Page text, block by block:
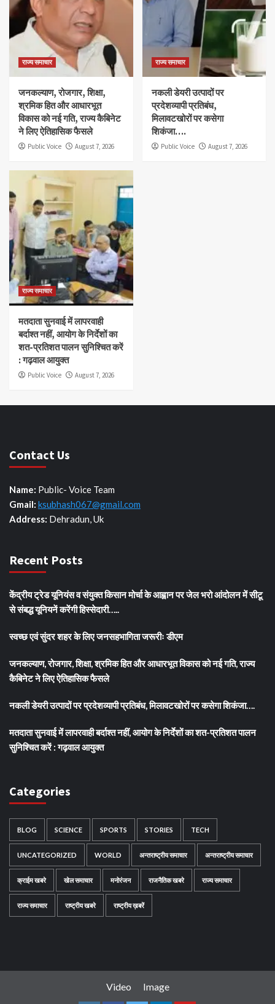
राज्य समाचार
जनकल्याण, रोजगार, शिक्षा,
श्रमिक हित और आधारभूत
विकास को नई गति, राज्य कैबिनेट
ने लिए ऐतिहासिक फैसले
Public Voice August 7, 2026
राज्य समाचार
नकली डेयरी उत्पादों पर
प्रदेशव्यापी प्रतिबंध,
मिलावटखोरों पर कसेगा
शिकंजा….
Public Voice August 7, 2026
राज्य समाचार
मतदाता सुनवाई में लापरवाही
बर्दाश्त नहीं, आयोग के निर्देशों का
शत-प्रतिशत पालन सुनिश्चित करें
: गढ़वाल आयुक्त
Public Voice August 7, 2026
Contact Us
Name: Public- Voice Team
Gmail: ksubhash067@gmail.com
Address: Dehradun, Uk
Recent Posts
केंद्रीय ट्रेड यूनियंस व संयुक्त किसान मोर्चा के आह्वान पर जेल भरो आंदोलन में सीटू
से संबद्ध यूनियनें करेंगी हिस्सेदारी…..
स्वच्छ एवं सुंदर शहर के लिए जनसहभागिता जरूरीः डीएम
जनकल्याण, रोजगार, शिक्षा, श्रमिक हित और आधारभूत विकास को नई गति, राज्य
कैबिनेट ने लिए ऐतिहासिक फैसले
नकली डेयरी उत्पादों पर प्रदेशव्यापी प्रतिबंध, मिलावटखोरों पर कसेगा शिकंजा….
मतदाता सुनवाई में लापरवाही बर्दाश्त नहीं, आयोग के निर्देशों का शत-प्रतिशत पालन
सुनिश्चित करें : गढ़वाल आयुक्त
Categories
BLOG SCIENCE SPORTS STORIES TECH
UNCATEGORIZED WORLD अन्तराष्ट्रीय समाचार अन्तराष्ट्रीय समाचार
क्राईम खबरे खेल समाचार मनोरंजन राजनैतिक खबरे राज्य समाचार
राज्य समाचार राष्ट्रीय खबरे राष्ट्रीय ख़बरें
Video Image